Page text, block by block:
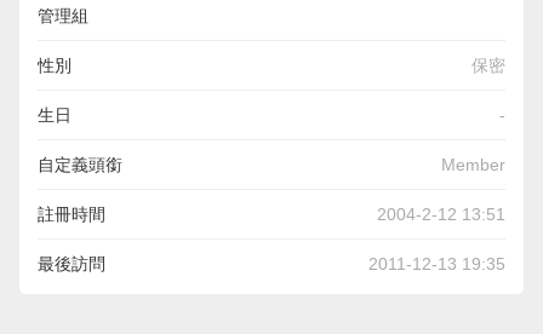
管理組
性別 保密
生日 -
自定義頭銜 Member
註冊時間 2004-2-12 13:51
最後訪問 2011-12-13 19:35